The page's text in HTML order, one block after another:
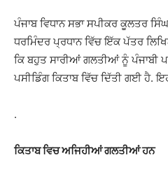
ਪੰਜਾਬ ਵਿਧਾਨ ਸਭਾ ਸਪੀਕਰ ਕੂਲਤਰ
ਧਰਮਿੰਦਰ ਪ੍ਰਧਾਨ ਵਿੱਚ ਇੱਕ ਪੱਤਰ
ਕਿ ਬਹੁਤ ਸਾਰੀਆਂ ਗਲਤੀਆਂ ਨੂੰ ਪੰਜਾਬੀ
ਪਸੀਡਿੰਗ ਕਿਤਾਬ ਵਿੱਚ ਦਿੱਤੀ ਗਈ ਹੈ.
.
ਕਿਤਾਬ ਵਿਚ ਅਜਿਹੀਆਂ ਗਲਤੀਆਂ ਹਨ